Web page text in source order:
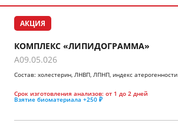
АКЦИЯ
КОМПЛЕКС «ЛИПИДОГРАММА»
A09.05.026
Состав: холестерин, ЛНВП, ЛПНП, индекс атерогенности
Срок изготовления анализов: от 1 до 2 дней
Взятие биоматериала +250 ₽